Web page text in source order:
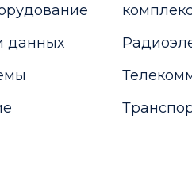
данных